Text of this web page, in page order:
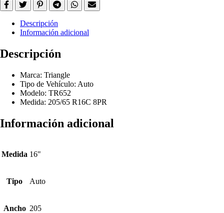
Descripción
Información adicional
Descripción
Marca: Triangle
Tipo de Vehículo: Auto
Modelo: TR652
Medida: 205/65 R16C 8PR
Información adicional
Medida 16"
Tipo Auto
Ancho 205